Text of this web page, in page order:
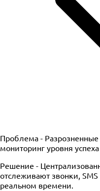
Проблема -
мониторинг уровня
Решение -
отслеживают звонки,
реальном времени.